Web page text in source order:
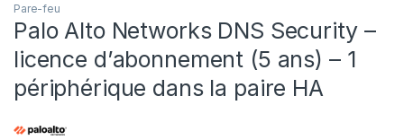
Pare-feu
Palo Alto Networks DNS Security –
licence d’abonnement (5 ans) – 1
périphérique dans la paire HA